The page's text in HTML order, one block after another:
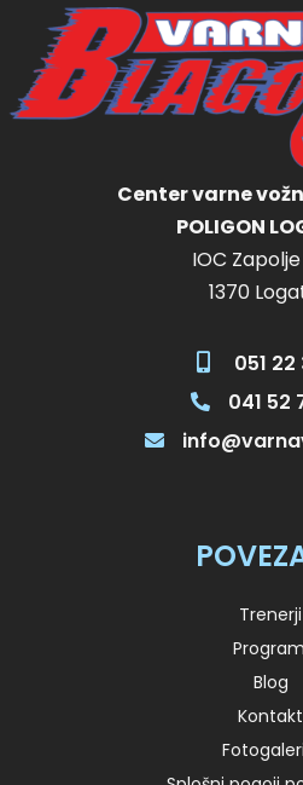
Center varne
POLIGON
IOC Zapolje
1370
051 22
041 52
Trenerji
Blog
Kontakt